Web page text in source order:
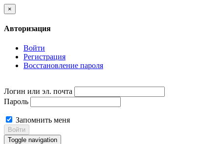
×
Авторизация
Войти
Регистрация
Восстановление пароля
Логин или эл. почта
Пароль
Запомнить меня
Войти
Toggle navigation